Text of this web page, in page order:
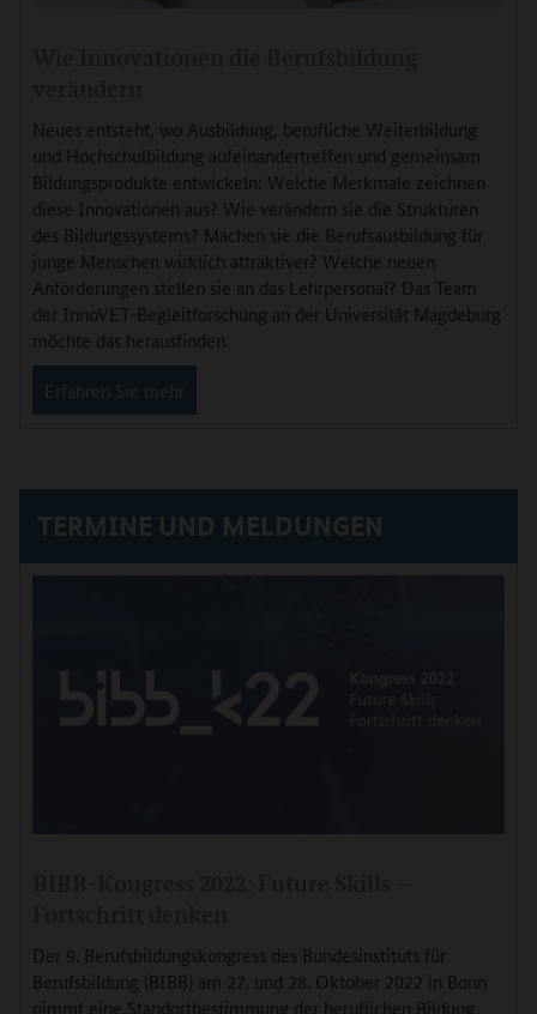
Neues entsteht, wo Ausbildung, berufliche Weiterbildung
und Hochschulbildung aufeinandertreffen und gemeinsam
Bildungsprodukte entwickeln: Welche Merkmale zeichnen
diese Innovationen aus? Wie verändern sie die Strukturen
des Bildungssystems? Machen sie die Berufsausbildung für
junge Menschen wirklich attraktiver? Welche neuen
Anforderungen stellen sie an das Lehrpersonal? Das Team
der InnoVET-Begleitforschung an der Universität Magdeburg
möchte das herausfinden.
Erfahren Sie mehr
TERMINE UND MELDUNGEN
Der 9. Berufsbildungskongress des Bundesinstituts für
Berufsbildung (BIBB) am 27. und 28. Oktober 2022 in Bonn
nimmt eine Standortbestimmung der beruflichen Bildung